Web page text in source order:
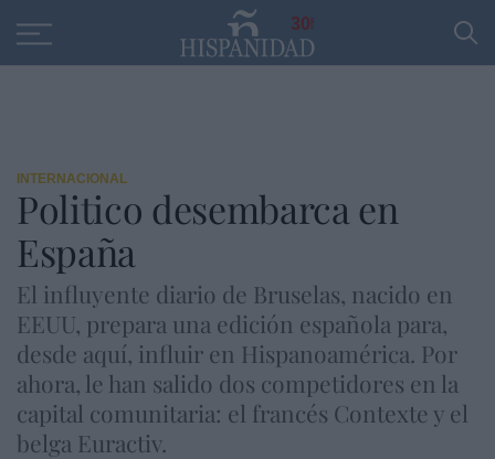
30
INTERNACIONAL
Politico desembarca en
España
El influyente diario de Bruselas, nacido en
EEUU, prepara una edición española para,
desde aquí, influir en Hispanoamérica. Por
ahora, le han salido dos competidores en la
capital comunitaria: el francés Contexte y el
belga Euractiv.